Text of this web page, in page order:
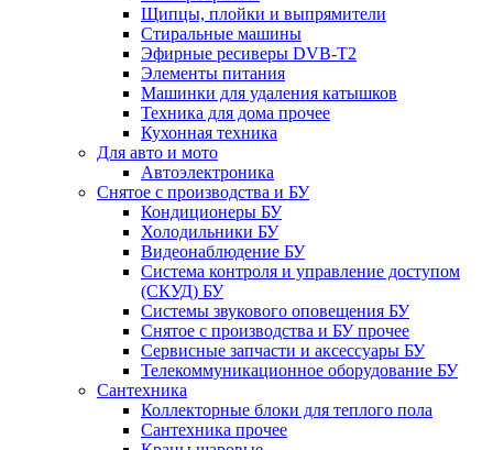
Щипцы, плойки и выпрямители
Стиральные машины
Эфирные ресиверы DVB-T2
Элементы питания
Машинки для удаления катышков
Техника для дома прочее
Кухонная техника
Для авто и мото
Автоэлектроника
Снятое с производства и БУ
Кондиционеры БУ
Холодильники БУ
Видеонаблюдение БУ
Система контроля и управление доступом
(СКУД) БУ
Системы звукового оповещения БУ
Снятое с производства и БУ прочее
Сервисные запчасти и аксессуары БУ
Телекоммуникационное оборудование БУ
Сантехника
Коллекторные блоки для теплого пола
Сантехника прочее